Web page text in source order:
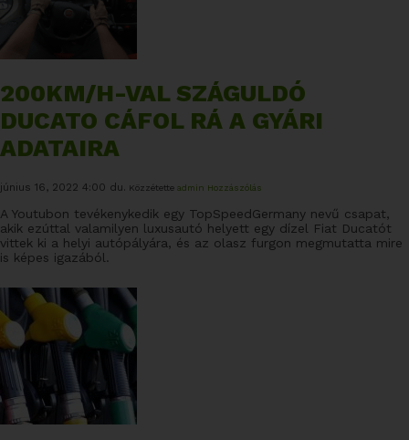
200KM/H-VAL SZÁGULDÓ
DUCATO CÁFOL RÁ A GYÁRI
ADATAIRA
június 16, 2022 4:00 du. Közzétette admin Hozzászólás
A Youtubon tevékenykedik egy TopSpeedGermany nevű csapat,
akik ezúttal valamilyen luxusautó helyett egy dízel Fiat Ducatót
vittek ki a helyi autópályára, és az olasz furgon megmutatta mire
is képes igazából.